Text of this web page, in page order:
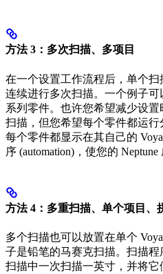
方法 3：多次扫描、多项目
在一个设置工作流程后，单个扫
连续进行多次扫描。一个例子
系列零件。也许您希望减少设
扫描，但您希望每个零件都运行
每个零件都显示在其自己的
序 (automation)，使您的
方法 4：多重扫描、单个项目、
多个扫描也可以放置在单个
子是铅笔的马赛克扫描。扫描程
扫描中一次扫描一英寸，并将它